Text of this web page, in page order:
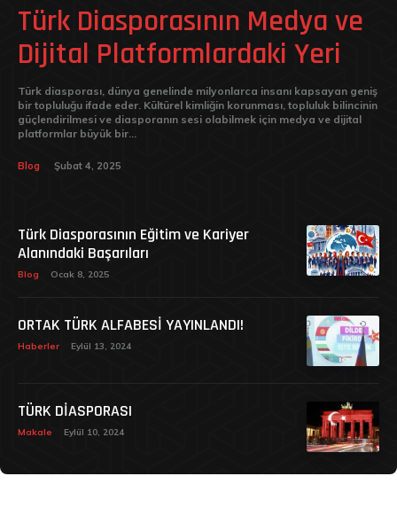
Türk Diasporasının Medya ve
Dijital Platformlardaki Yeri
Türk diasporası, dünya genelinde milyonlarca insanı kapsayan geniş
bir topluluğu ifade eder. Kültürel kimliğin korunması, topluluk bilincinin
güçlendirilmesi ve diasporanın sesi olabilmek için medya ve dijital
platformlar büyük bir...
Blog Şubat 4, 2025
Türk Diasporasının Eğitim ve Kariyer
Alanındaki Başarıları
Blog Ocak 8, 2025
ORTAK TÜRK ALFABESİ YAYINLANDI!
Haberler Eylül 13, 2024
TÜRK DİASPORASI
Makale Eylül 10, 2024